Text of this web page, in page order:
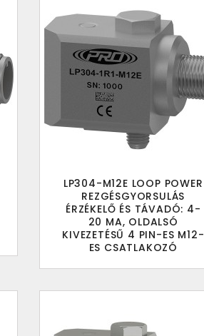
LP304-M12E LOOP POWER
REZGÉSGYORSULÁS
ÉRZÉKELŐ ÉS TÁVADÓ: 4-
20 MA, OLDALSÓ
KIVEZETÉSŰ 4 PIN-ES M12-
ES CSATLAKOZÓ